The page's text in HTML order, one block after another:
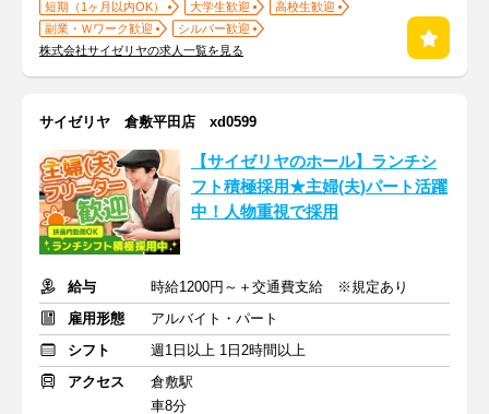
短期（1ヶ月以内OK） 大学生歓迎
高校生歓迎
副業・Ｗワーク歓迎
シルバー歓迎
株式会社サイゼリヤの求人一覧を見る
サイゼリヤ 倉敷平田店 xd0599
【サイゼリヤのホール】ランチシ
フト積極採用★主婦(夫)パート活躍
中！人物重視で採用
給与
時給1200円～＋交通費支給 ※規定あり
雇用形態
アルバイト・パート
シフト
週1日以上 1日2時間以上
アクセス
倉敷駅
車8分